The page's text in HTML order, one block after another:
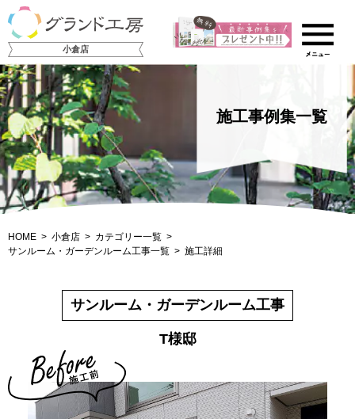
小倉店
施工事例集一覧
HOME 小倉店
カテゴリー一覧
サンルーム・ガーデンルーム工事一覧
施工詳細
サンルーム・ガーデンルーム工事
T様邸